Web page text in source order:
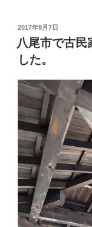
投
稿
日:
2017年9月7日
八尾市で古民
した。